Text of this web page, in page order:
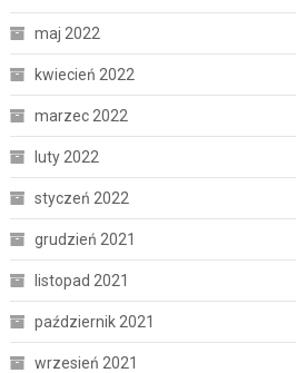
maj 2022
kwiecień 2022
marzec 2022
luty 2022
styczeń 2022
grudzień 2021
listopad 2021
październik 2021
wrzesień 2021